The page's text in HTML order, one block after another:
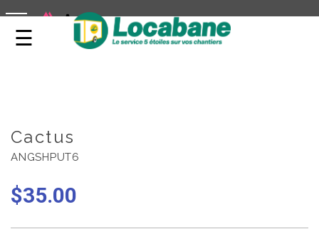
toggle navigation
LOCATION DE CABANES DE CHANTIER
Cactus
ANGSHPUT6
$35.00